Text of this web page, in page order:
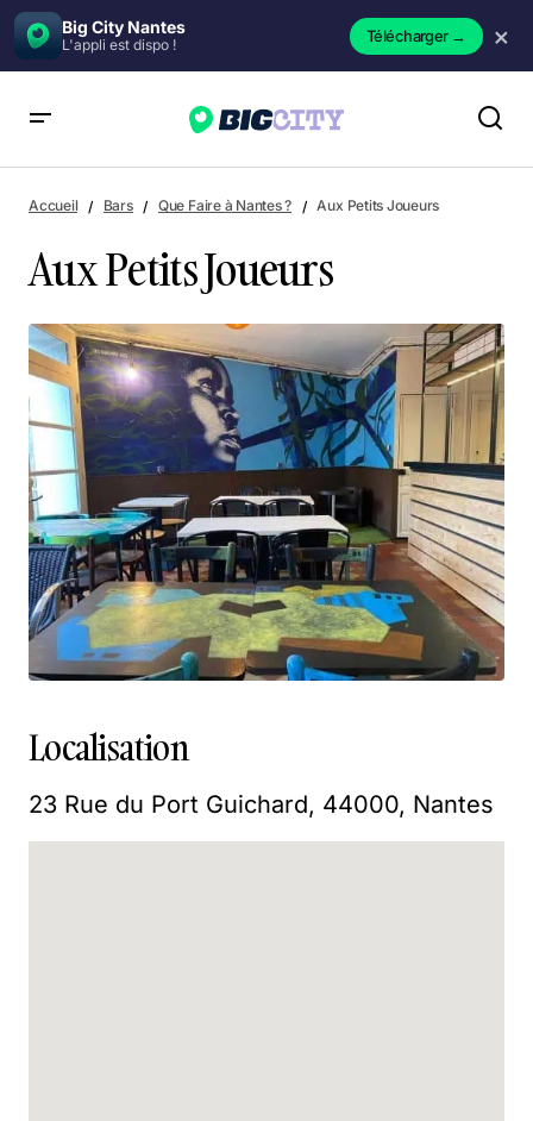
Big City Nantes
L'appli est dispo ! Télécharger→ ×
Accueil Bars Que Faire à Nantes ? Aux Petits Joueurs
Aux Petits Joueurs
Localisation
23 Rue du Port Guichard, 44000, Nantes